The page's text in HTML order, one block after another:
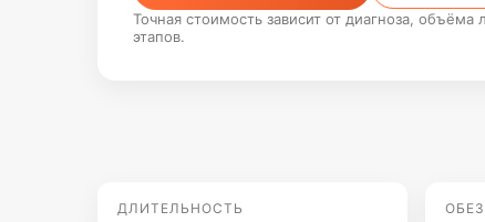
Точная стоимость зависит от диагноза,
этапов.
ДЛИТЕЛЬНОСТЬ